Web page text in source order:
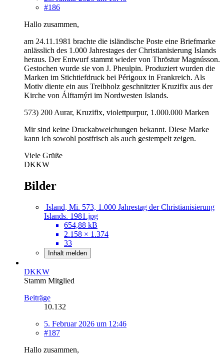
#186
Hallo zusammen,
am 24.11.1981 brachte die isländische Poste eine Briefmarke
anlässlich des 1.000 Jahrestages der Christianisierung Islands
heraus. Der Entwurf stammt wieder von Thröstur Magnússon.
Gestochen wurde sie von J. Pheulpin. Produziert wurden die
Marken im Stichtiefdruck bei Périgoux in Frankreich. Als
Motiv diente ein aus Treibholz geschnitzter Kruzifix aus der
Kirche von Álftamýri im Nordwesten Islands.
573) 200 Aurar, Kruzifix, violettpurpur, 1.000.000 Marken
Mir sind keine Druckabweichungen bekannt. Diese Marke
kann ich sowohl postfrisch als auch gestempelt zeigen.
Viele Grüße
DKKW
Bilder
Island, Mi. 573, 1.000 Jahrestag der Christianisierung
Islands. 1981.jpg
654,88 kB
2.158 × 1.374
33
Inhalt melden
DKKW
Stamm Mitglied
Beiträge
10.132
5. Februar 2026 um 12:46
#187
Hallo zusammen,